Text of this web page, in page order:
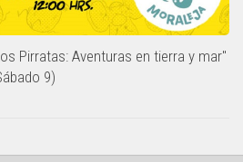
Pirratas: Aventuras en tierra y mar"
9)